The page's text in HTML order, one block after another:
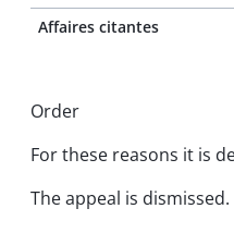
Affaires citantes
Order
For these reasons it is
The appeal is dismissed.